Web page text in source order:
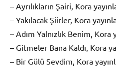
– Ayrılıkların Şairi, Kora
– Yakılacak Şiirler, Kora
– Adım Yalnızlık Benim, Kora
– Gitmeler Bana Kaldı, Kora
– Bir Gülü Sevdim, Kora